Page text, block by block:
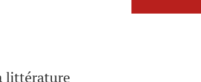
littérature